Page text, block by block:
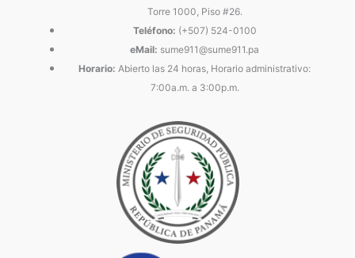
Torre 1000, Piso #26.
Teléfono: (+507) 524-0100
eMail: sume911@sume911.pa
Horario: Abierto las 24 horas, Horario administrativo:
7:00a.m. a 3:00p.m.